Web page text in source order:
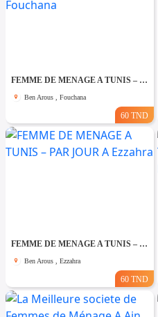
FEMME DE MENAGE A TUNIS – PAR JOUR A Fouchana
Ben Arous , Fouchana
60 TND
FEMME DE MENAGE A TUNIS – PAR JOUR A Ezzahra
Ben Arous , Ezzahra
60 TND